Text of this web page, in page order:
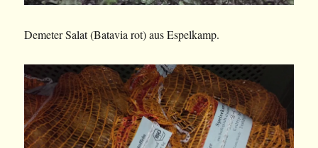
Demeter Salat (Batavia rot) aus Espelkamp.